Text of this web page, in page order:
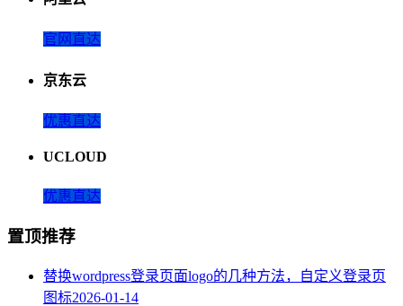
官网直达
京东云
优惠直达
UCLOUD
优惠直达
置顶推荐
替换wordpress登录页面logo的几种方法，自定义登录页
图标2026-01-14